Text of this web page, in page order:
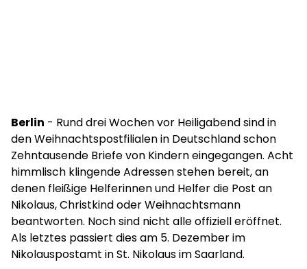
Berlin - Rund drei Wochen vor Heiligabend sind in
den Weihnachtspostfilialen in Deutschland schon
Zehntausende Briefe von Kindern eingegangen. Acht
himmlisch klingende Adressen stehen bereit, an
denen fleißige Helferinnen und Helfer die Post an
Nikolaus, Christkind oder Weihnachtsmann
beantworten. Noch sind nicht alle offiziell eröffnet.
Als letztes passiert dies am 5. Dezember im
Nikolauspostamt in St. Nikolaus im Saarland.